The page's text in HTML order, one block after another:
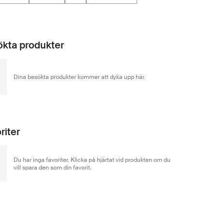
produkter
Dina besökta produkter kommer att dyka upp här.
Du har inga favoriter. Klicka på hjärtat vid produkten om du
vill spara den som din favorit.